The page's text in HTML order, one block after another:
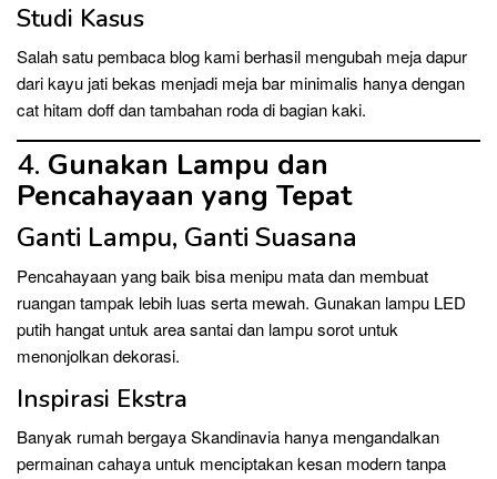
Studi Kasus
Salah satu pembaca blog kami berhasil mengubah meja dapur
dari kayu jati bekas menjadi meja bar minimalis hanya dengan
cat hitam doff dan tambahan roda di bagian kaki.
4. Gunakan Lampu dan
Pencahayaan yang Tepat
Ganti Lampu, Ganti Suasana
Pencahayaan yang baik bisa menipu mata dan membuat
ruangan tampak lebih luas serta mewah. Gunakan lampu LED
putih hangat untuk area santai dan lampu sorot untuk
menonjolkan dekorasi.
Inspirasi Ekstra
Banyak rumah bergaya Skandinavia hanya mengandalkan
permainan cahaya untuk menciptakan kesan modern tanpa